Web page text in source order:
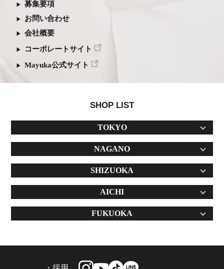
募集要項
お問い合わせ
会社概要
コーポレートサイト
Mayuka公式サイト
SHOP LIST
TOKYO
NAGANO
SHIZUOKA
AICHI
FUKUOKA